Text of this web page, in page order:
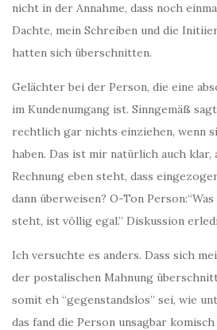
nicht in der Annahme, dass noch
Dachte, mein Schreiben und die
hatten sich überschnitten.
Gelächter bei der Person, die eine
im Kundenumgang ist. Sinngemäß
rechtlich gar nichts einziehen, wenn
haben. Das ist mir natürlich auch klar,
Rechnung eben steht, dass
dann überweisen? O-Ton
steht, ist völlig egal.” Diskussion
Ich versuchte es anders. Dass sich
der postalischen Mahnung
somit eh “gegenstandslos” sei, wie
das fand die Person unsagbar